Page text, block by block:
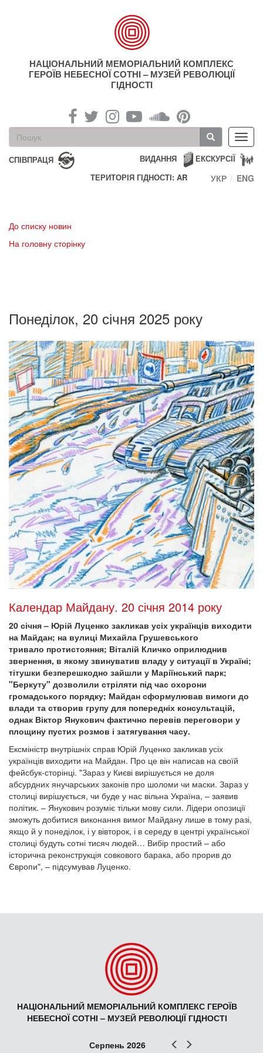
НАЦІОНАЛЬНИЙ МЕМОРІАЛЬНИЙ КОМПЛЕКС
ГЕРОЇВ НЕБЕСНОЇ СОТНІ – МУЗЕЙ РЕВОЛЮЦІЇ
ГІДНОСТІ
Пошукова
форма
Пошук
СПІВПРАЦЯ ЕКСКУРСІЇ
ВИДАННЯ
ТЕРИТОРІЯ ГІДНОСТІ: AR
УКР ENG
До списку новин
На головну сторінку
Понеділок, 20 січня 2025 року
Календар Майдану. 20 січня 2014 року
20 січня – Юрій Луценко закликав усіх українців виходити
на Майдан; на вулиці Михайла Грушевського
тривало протистояння; Віталій Кличко оприлюднив
звернення, в якому звинуватив владу у ситуації в Україні;
тітушки безперешкодно зайшли у Маріїнський парк;
"Беркуту" дозволили стріляти під час охорони
громадського порядку; Майдан сформулював вимоги до
влади та створив групу для попередніх консультацій,
однак Віктор Янукович фактично перевів переговори у
площину пустих розмов і затягування часу.
Ексміністр внутрішніх справ Юрій Луценко закликав усіх
українців виходити на Майдан. Про це він написав на своїй
фейсбук-сторінці. "Зараз у Києві вирішується не доля
абсурдних янучарських законів про шоломи чи маски. Зараз у
столиці вирішується, чи буде у нас вільна Україна, – заявив
політик. – Янукович розуміє тільки мову сили. Лідери опозиції
зможуть добитися виконання вимог Майдану лише в тому разі,
якщо й у понеділок, і у вівторок, і в середу в центрі української
столиці будуть сотні тисяч людей… Вибір простий – або
історична реконструкція совкового барака, або прорив до
Європи", – підсумував Луценко.
НАЦІОНАЛЬНИЙ МЕМОРІАЛЬНИЙ КОМПЛЕКС ГЕРОЇВ
НЕБЕСНОЇ СОТНІ – МУЗЕЙ РЕВОЛЮЦІЇ ГІДНОСТІ
Попер
Серпень 2026